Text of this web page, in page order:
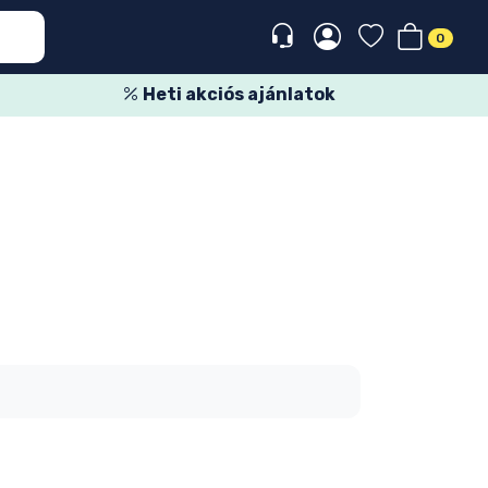
0
Heti akciós ajánlatok